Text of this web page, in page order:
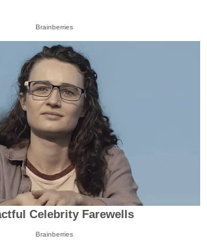
Brainberries
Celebrity Farewells
Brainberries